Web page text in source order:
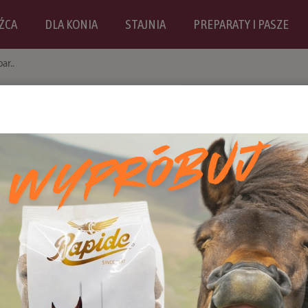
DLA KONIA STAJNIA PREPARATY I PASZE